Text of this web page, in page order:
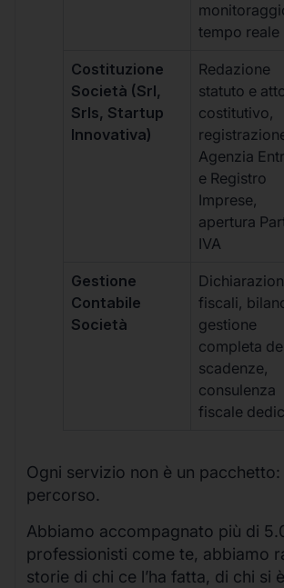
tempo reale
Costituzione
Società (Srl,
Srls, Startup
Innovativa)
Redazione
statuto e
costitutivo,
Agenzia
e Registro
Imprese,
apertura
IVA
Gestione
Contabile
Società
fiscali,
gestione
completa
scadenze,
consulenza
fiscale
Ogni servizio non è un pacchetto:
percorso.
Abbiamo accompagnato più di
professionisti come te, abbiamo
storie di chi ce l’ha fatta, di chi si